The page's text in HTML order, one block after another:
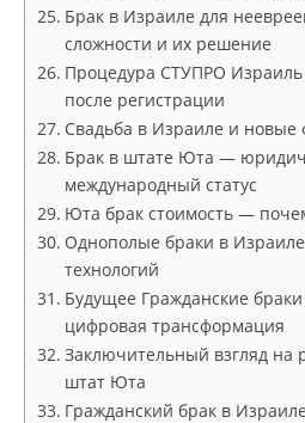
Брак в Израиле для
сложности и их решение
Процедура СТУПРО
после регистрации
Свадьба в Израиле и
Брак в штате Юта —
международный статус
Юта брак стоимость —
Однополые браки в
технологий
Будущее Гражданские
цифровая трансформация
Заключительный взгляд на
штат Юта
Гражданский брак в